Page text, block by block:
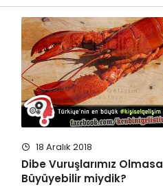
18 Aralık 2018
Dibe Vuruşlarımız Olmasa
Büyüyebilir miydik?